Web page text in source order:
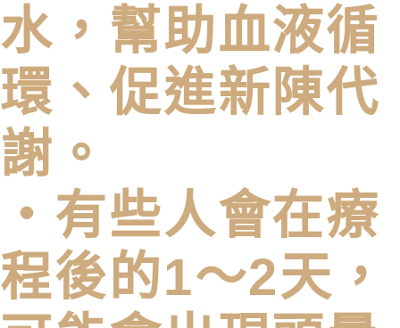
水，幫助血液循
環、促進新陳代
謝。
・有些人會在療
程後的1～2天，